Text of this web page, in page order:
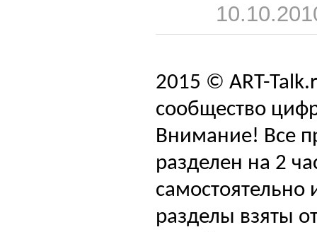
2015 © ART-
сообщество
Внимание! Все
разделен на 2
самостоятельно
разделы взяты